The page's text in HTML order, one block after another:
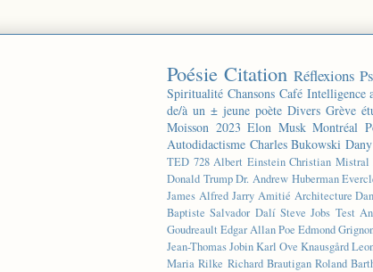
Poésie Citation Réflexions
Spiritualité Chansons Café Intelligence
de/à un ± jeune poète Divers Grève
Moisson 2023 Elon Musk Montréal
Autodidactisme Charles Bukowski
TED 728 Albert Einstein Christian Mistral
Donald Trump Dr. Andrew Huberman
James Alfred Jarry Amitié Architecture
Baptiste Salvador Dalí Steve Jobs Test
Goudreault Edgar Allan Poe Edmond
Jean-Thomas JobinKarl Ove Knausgård
Maria Rilke Richard Brautigan Roland